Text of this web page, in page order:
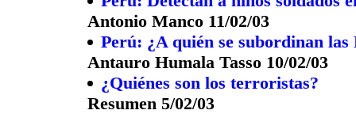
Antonio Manco 11/02/03
Perú: ¿A quién se subordinan las
Antauro Humala Tasso 10/02/03
¿Quiénes son los terroristas?
Resumen 5/02/03